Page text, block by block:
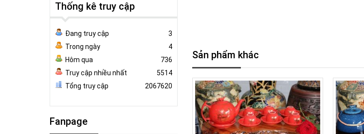
Sản phẩm khác
Thống kê truy cập
Đang truy cập
3
Trong ngày
4
Hôm qua
736
Truy cập nhiều nhất
5514
Tổng truy cập
2067620
Fanpage